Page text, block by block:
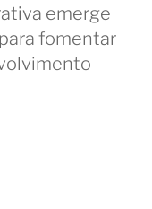
emerge
fomentar